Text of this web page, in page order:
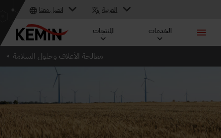
اتصل معنا العربية
المنتجات الخدمات
معالجة الأعلاف وحلول السلامة